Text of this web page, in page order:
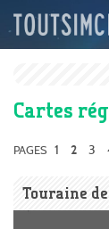
Cartes
PAGES 1 2 3
Touraine